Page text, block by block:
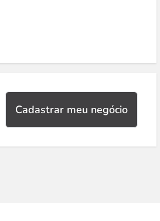
Cadastrar meu negócio